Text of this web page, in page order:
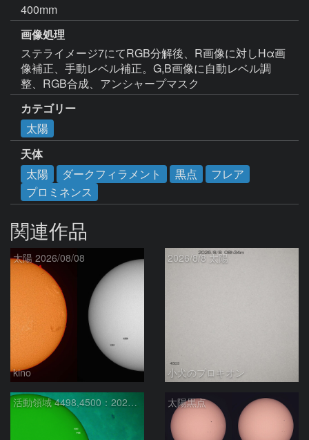
400mm
画像処理
ステライメージ7にてRGB分解後、R画像に対しHα画
像補正、手動レベル補正。G,B画像に自動レベル調
カテゴリー
太陽
天体
太陽
ダークフィラメント 黒点
フレア
プロミネンス
関連作品
太陽 2026/08/08
kino
2026/8/8 太陽
小犬のプロキオン
活動領域 4498,4500：2026/08/08 太陽黒点